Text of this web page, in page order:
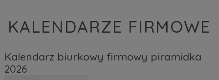
KALENDARZE FIRMOWE
Kalendarz biurkowy firmowy piramidka
2026